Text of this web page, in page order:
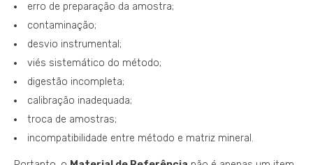
erro de preparação da amostra;
contaminação;
desvio instrumental;
viés sistemático do método;
digestão incompleta;
calibração inadequada;
troca de amostras;
incompatibilidade entre método e matriz mineral.